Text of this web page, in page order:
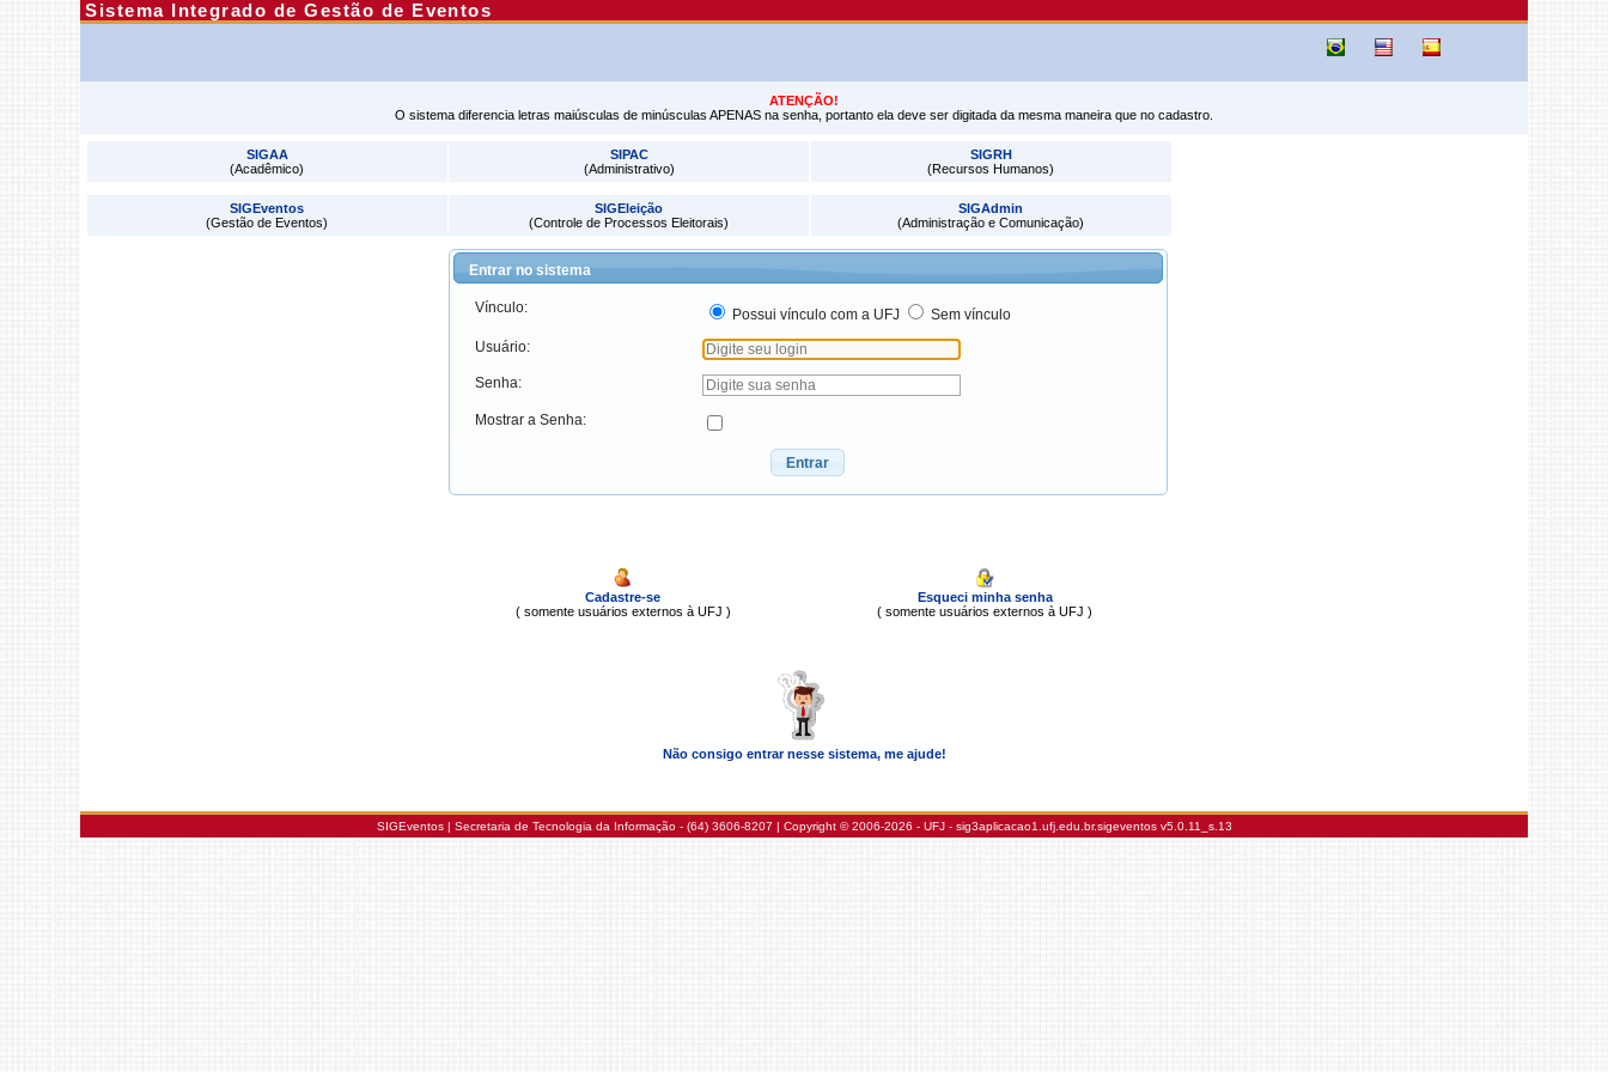
Sistema Integrado de Gestão de Eventos
ATENÇÃO!
O sistema diferencia letras maiúsculas de minúsculas APENAS na senha, portanto ela deve ser digitada da mesma maneira que no cadastro.
SIGAA
(Acadêmico)
SIPAC
(Administrativo)
SIGRH
(Recursos Humanos)
SIGEventos
(Gestão de Eventos)
SIGEleição
(Controle de Processos Eleitorais)
SIGAdmin
(Administração e Comunicação)
Entrar no sistema
Vínculo: Possui vínculo com a UFJ
Sem vínculo
Usuário:
Senha:
Mostrar a Senha:
Entrar
Cadastre-se
( somente usuários externos à UFJ )
Esqueci minha senha
( somente usuários externos à UFJ )
Não consigo entrar nesse sistema, me ajude!
SIGEventos | Secretaria de Tecnologia da Informação - (64) 3606-8207 | Copyright © 2006-2026 - UFJ - sig3aplicacao1.ufj.edu.br.sigeventos v5.0.11_s.13